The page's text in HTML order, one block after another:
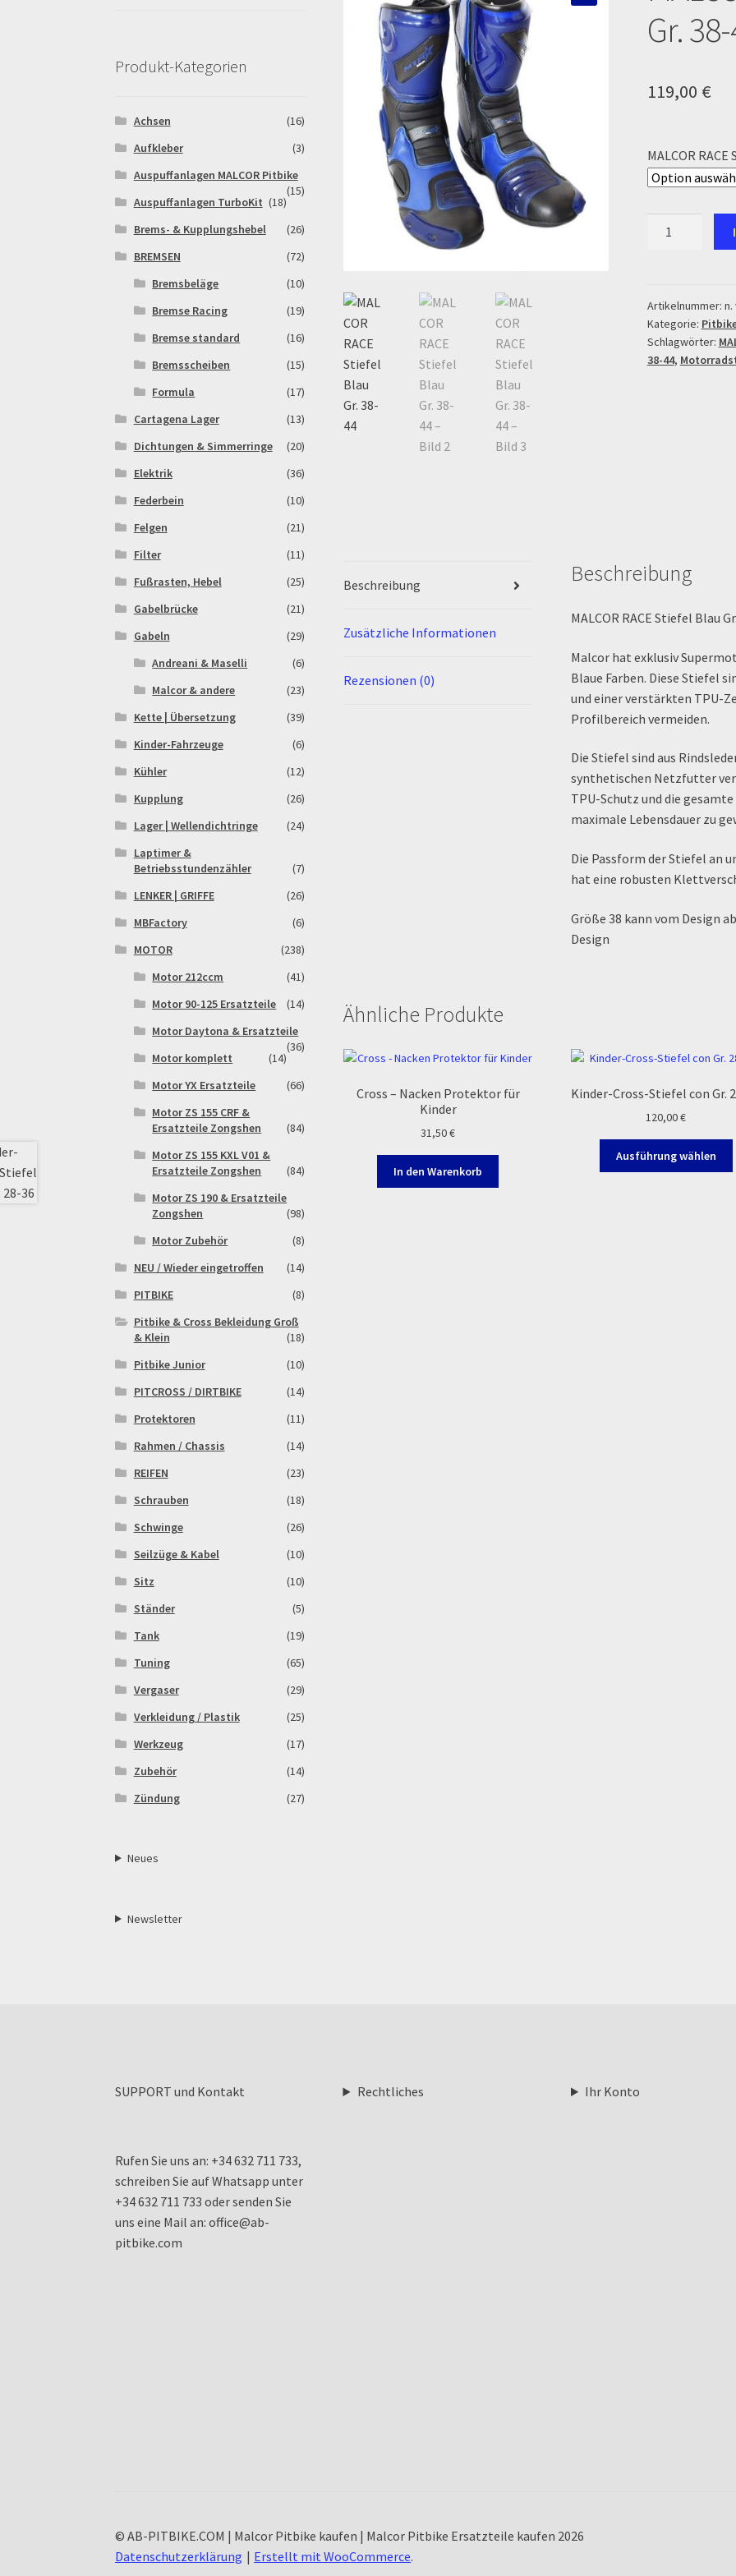
Pitbikestrecken in Spanien – eine Rundreise und die TOPstrecken POLITICA DE COOKIES Registration
Rennserien-Veranstalter Sign UpSupportTérminos y Condiciones Generales
Zahlung & Versand Zahlungsarten
Gr.
119,00 €
MALCOR
Gr.
38-
44
Menge
Artikelnummer: n.
Kategorie:
Schlagwörter:
38-44,
Beschreibung
Zusätzliche Informationen
Rezensionen (0)
Beschreibung
MALCOR RACE Stiefel Blau
Malcor hat exklusiv
Blaue Farben. Diese Stiefel
und einer verstärkten TPU-
Profilbereich vermeiden.
Die Stiefel sind aus
synthetischen Netzfutter
TPU-Schutz und die
maximale Lebensdauer zu
Die Passform der Stiefel an
hat eine robusten
Größe 38 kann vom Design
Design
Ähnliche Produkte
Cross – Nacken Protektor für
Kinder
31,50€
In den Warenkorb
Kinder-Cross-Stiefel con Gr.
120,00€
Ausführung wählen
Produkt-Kategorien
Achsen
(16)
Aufkleber
(3)
Auspuffanlagen MALCOR Pitbike
(15)
Auspuffanlagen TurboKit (18)
Brems- & Kupplungshebel
(26)
BREMSEN
(72)
Bremsbeläge
(10)
Bremse Racing
(19)
Bremse standard
(16)
Bremsscheiben
(15)
Formula
(17)
Cartagena Lager
(13)
Dichtungen & Simmerringe
(20)
Elektrik
(36)
Federbein
(10)
Felgen
(21)
Filter
(11)
Fußrasten, Hebel
(25)
Gabelbrücke
(21)
Gabeln
(29)
Andreani & Maselli
(6)
Malcor & andere
(23)
Kette | Übersetzung
(39)
Kinder-Fahrzeuge
(6)
Kühler
(12)
Kupplung
(26)
Lager | Wellendichtringe
(24)
Laptimer &
Betriebsstundenzähler
(7)
LENKER | GRIFFE
(26)
MBFactory
(6)
MOTOR
(238)
Motor 212ccm
(41)
Motor 90-125 Ersatzteile
(14)
Motor Daytona & Ersatzteile
(36)
Motor komplett
(14)
Motor YX Ersatzteile
(66)
Motor ZS 155 CRF &
Ersatzteile Zongshen
(84)
Motor ZS 155 KXL V01 &
Ersatzteile Zongshen
(84)
Motor ZS 190 & Ersatzteile
Zongshen
(98)
Motor Zubehör
(8)
NEU / Wieder eingetroffen
(14)
PITBIKE
(8)
Pitbike & Cross Bekleidung Groß
& Klein
(18)
Pitbike Junior
(10)
PITCROSS / DIRTBIKE
(14)
Protektoren
(11)
Rahmen / Chassis
(14)
REIFEN
(23)
Schrauben
(18)
Schwinge
(26)
Seilzüge & Kabel
(10)
Sitz
(10)
Ständer
(5)
Tank
(19)
Tuning
(65)
Vergaser
(29)
Verkleidung / Plastik
(25)
Werkzeug
(17)
Zubehör
(14)
Zündung
(27)
Neues
Newsletter
SUPPORT und Kontakt
Rufen Sie uns an: +34 632 711 733,
schreiben Sie auf Whatsapp unter
+34 632 711 733 oder senden Sie
uns eine Mail an: office@ab-
pitbike.com
Rechtliches Ihr Konto
© AB-PITBIKE.COM | Malcor Pitbike kaufen | Malcor Pitbike Ersatzteile kaufen 2026
Datenschutzerklärung
Erstellt mit WooCommerce.